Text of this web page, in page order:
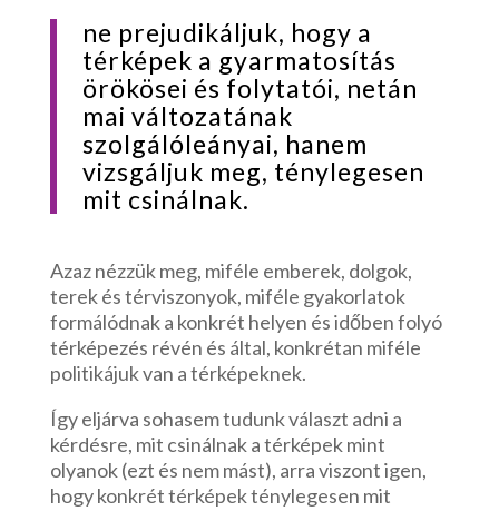
ne prejudikáljuk, hogy a
térképek a gyarmatosítás
örökösei és folytatói, netán
mai változatának
szolgálóleányai, hanem
vizsgáljuk meg, ténylegesen
mit csinálnak.
Azaz nézzük meg, miféle emberek, dolgok,
terek és térviszonyok, miféle gyakorlatok
formálódnak a konkrét helyen és időben folyó
térképezés révén és által, konkrétan miféle
politikájuk van a térképeknek.
Így eljárva sohasem tudunk választ adni a
kérdésre, mit csinálnak a térképek mint
olyanok (ezt és nem mást), arra viszont igen,
hogy konkrét térképek ténylegesen mit